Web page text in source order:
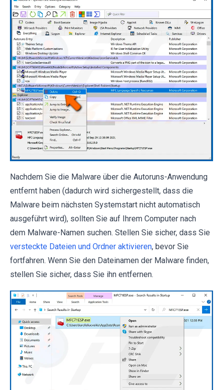
Nachdem Sie die Malware über die Autoruns-Anwendung
entfernt haben (dadurch wird sichergestellt, dass die
Malware beim nächsten Systemstart nicht automatisch
ausgeführt wird), sollten Sie auf Ihrem Computer nach
dem Malware-Namen suchen. Stellen Sie sicher, dass Sie
versteckte Dateien und Ordner aktivieren, bevor Sie
fortfahren. Wenn Sie den Dateinamen der Malware finden,
stellen Sie sicher, dass Sie ihn entfernen.